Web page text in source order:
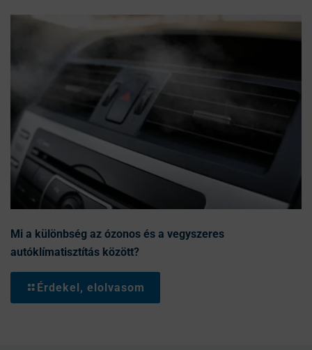
Mi a különbség az ózonos és a vegyszeres
autóklímatisztítás között?
Érdekel, elolvasom